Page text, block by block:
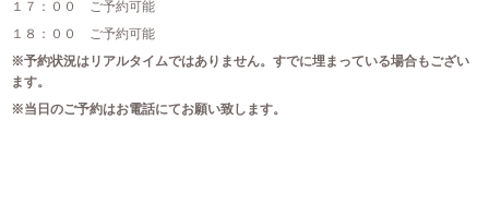
１７：００ ご予約可能
１８：００ ご予約可能
※予約状況はリアルタイムではありません。すでに埋まっている場合もござい
ます。
※当日のご予約はお電話にてお願い致します。